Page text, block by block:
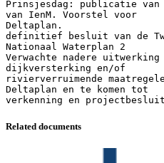
Related documents